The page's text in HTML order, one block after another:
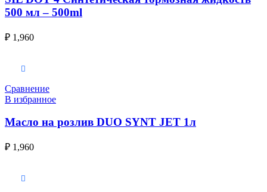
500 мл – 500ml
₽ 1,960
Сравнение
В избранное
Масло на розлив DUO SYNT JET 1л
₽ 1,960